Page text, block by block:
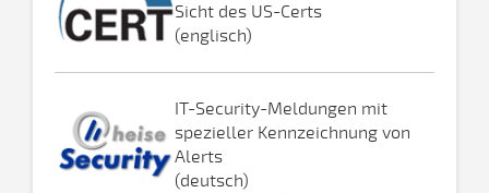
Sicht des US-Certs
(englisch)
IT-Security-Meldungen mit
spezieller Kennzeichnung von
Alerts
(deutsch)